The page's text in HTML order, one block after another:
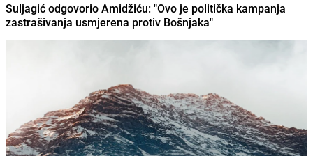
Suljagić odgovorio Amidžiću: "Ovo je politička kampanja
zastrašivanja usmjerena protiv Bošnjaka"